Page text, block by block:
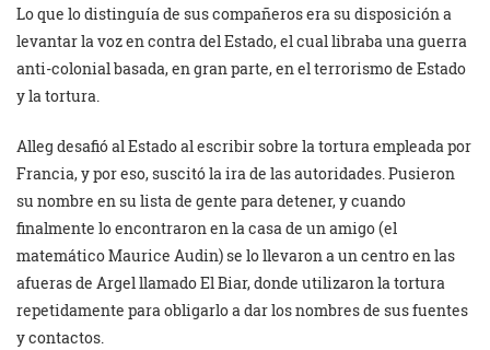
Lo que lo distinguía de sus compañeros era su disposición a
levantar la voz en contra del Estado, el cual libraba una guerra
anti-colonial basada, en gran parte, en el terrorismo de Estado
y la tortura.
Alleg desafió al Estado al escribir sobre la tortura empleada por
Francia, y por eso, suscitó la ira de las autoridades. Pusieron
su nombre en su lista de gente para detener, y cuando
finalmente lo encontraron en la casa de un amigo (el
matemático Maurice Audin) se lo llevaron a un centro en las
afueras de Argel llamado El Biar, donde utilizaron la tortura
repetidamente para obligarlo a dar los nombres de sus fuentes
y contactos.